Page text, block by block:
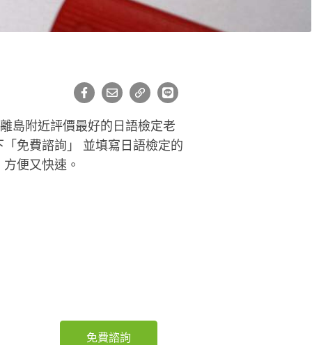
島附近評價最好的日語檢定老
免費諮詢」 並填寫日語檢定的
便又快速。
免費諮詢